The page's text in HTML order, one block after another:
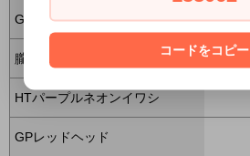
GGナイトライトイワシ
朧アユ
HTパープルネオンイワシ
GPレッドヘッド
コードをコピー